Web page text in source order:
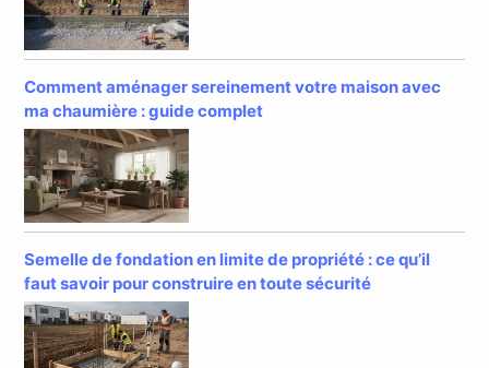
Comment aménager sereinement votre maison avec
ma chaumière : guide complet
Semelle de fondation en limite de propriété : ce qu’il
faut savoir pour construire en toute sécurité